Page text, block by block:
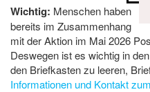
Wichtig: Menschen haben
bereits im Zusammenhang
mit der Aktion im Mai 2026
Deswegen ist es wichtig in
den Briefkasten zu leeren,
Informationen und Kontakt